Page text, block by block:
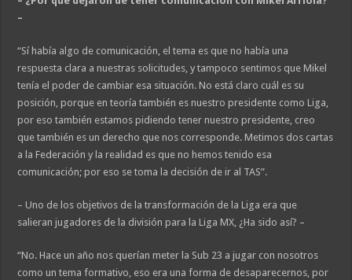
–
“Sí había algo de comunicación, el tema es que no había una
respuesta clara a nuestras solicitudes, y tampoco sentimos que Mikel
tenía el poder de cambiar esa situación. No está claro cuál es su
posición, porque en teoría también es nuestro presidente como Liga,
por eso también estamos pidiendo tener nuestro presidente, creo
que también es un derecho que nos corresponde. Metimos dos cartas
a la Federación y la realidad es que no hemos tenido esa
comunicación; por eso se toma la decisión de ir al TAS”.
– Uno de los objetivos de la transformación de la Liga era que
salieran jugadores de la división para la Liga MX, ¿Ha sido así? –
“No. Hace un año nos querían meter la Sub 23 a jugar con nosotros
como un tema formativo, eso era una forma de desaparecernos, por